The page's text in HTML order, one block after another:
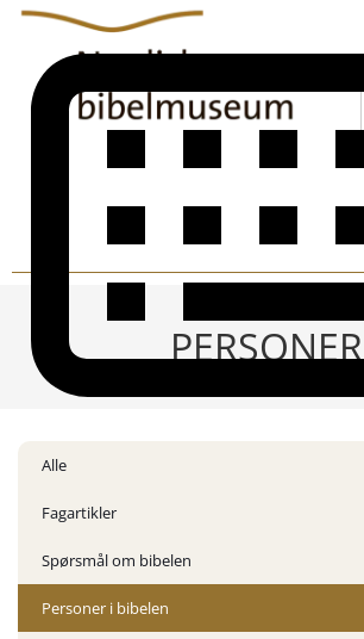
PERSONER
Alle
Fagartikler
Spørsmål om bibelen
Personer i bibelen